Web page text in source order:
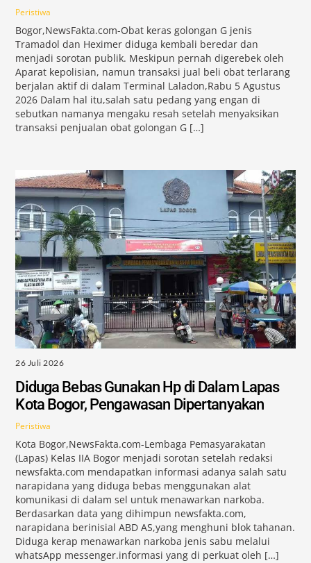
Peristiwa
Bogor,NewsFakta.com-Obat keras golongan G jenis
Tramadol dan Heximer diduga kembali beredar dan
menjadi sorotan publik. Meskipun pernah digerebek oleh
Aparat kepolisian, namun transaksi jual beli obat terlarang
berjalan aktif di dalam Terminal Laladon,Rabu 5 Agustus
2026 Dalam hal itu,salah satu pedang yang engan di
sebutkan namanya mengaku resah setelah menyaksikan
transaksi penjualan obat golongan G […]
26 Juli 2026
Diduga Bebas Gunakan Hp di Dalam Lapas
Kota Bogor, Pengawasan Dipertanyakan
Peristiwa
Kota Bogor,NewsFakta.com-Lembaga Pemasyarakatan
(Lapas) Kelas IIA Bogor menjadi sorotan setelah redaksi
newsfakta.com mendapatkan informasi adanya salah satu
narapidana yang diduga bebas menggunakan alat
komunikasi di dalam sel untuk menawarkan narkoba.
Berdasarkan data yang dihimpun newsfakta.com,
narapidana berinisial ABD AS,yang menghuni blok tahanan.
Diduga kerap menawarkan narkoba jenis sabu melalui
whatsApp messenger.informasi yang di perkuat oleh […]